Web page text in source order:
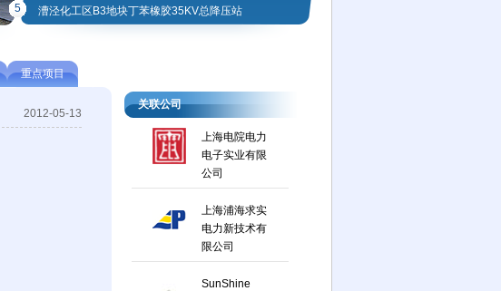
5
漕泾化工区B3地块丁苯橡胶35KV总降压站
重点项目
2012-05-13
关联公司
上海电院电力
电子实业有限
公司
上海浦海求实
电力新技术有
限公司
SunShine